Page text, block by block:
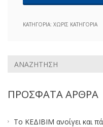
ΚΑΤΗΓΟΡΊΑ: ΧΩΡΊΣ ΚΑΤΗΓΟΡΊΑ
ΠΡΌΣΦΑΤΑ ΆΡΘΡΑ
Το ΚΕΔΙΒΙΜ ανοίγει και